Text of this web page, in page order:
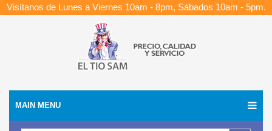
Visítanos de Lunes a Viernes 10am - 8pm, Sábados 10am - 5pm.
MAIN MENU
Botón de búsqueda